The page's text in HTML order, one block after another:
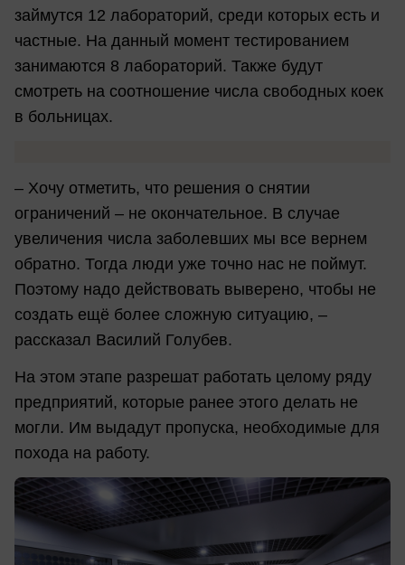
займутся 12 лабораторий, среди которых есть и
частные. На данный момент тестированием
занимаются 8 лабораторий. Также будут
смотреть на соотношение числа свободных коек
в больницах.
– Хочу отметить, что решения о снятии
ограничений – не окончательное. В случае
увеличения числа заболевших мы все вернем
обратно. Тогда люди уже точно нас не поймут.
Поэтому надо действовать выверено, чтобы не
создать ещё более сложную ситуацию, –
рассказал Василий Голубев.
На этом этапе разрешат работать целому ряду
предприятий, которые ранее этого делать не
могли. Им выдадут пропуска, необходимые для
похода на работу.